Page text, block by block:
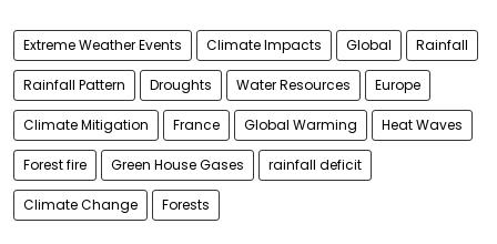
Extreme Weather Events Climate Impacts Global Rainfall
Rainfall Pattern Droughts Water Resources Europe
Climate Mitigation France Global Warming Heat Waves
Forest fire Green House Gases rainfall deficit
Climate Change Forests